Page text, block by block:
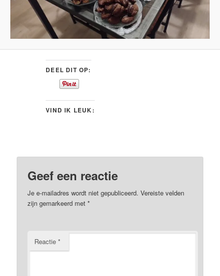
DEEL DIT OP:
VIND IK LEUK:
Geef een reactie
Je e-mailadres wordt niet gepubliceerd. Vereiste velden
zijn gemarkeerd met*
Reactie*